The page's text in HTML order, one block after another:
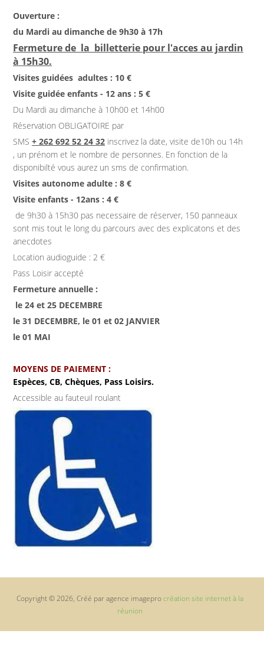
Ouverture :
du Mardi au dimanche de 9h30 à 17h
Fermeture de la billetterie pour l'acces au jardin
à 15h30.
Visites guidées adultes : 10 €
Visite guidée enfants - 12 ans : 5 €
Du Mardi au dimanche à 10h00 et 14h00
Réservation OBLIGATOIRE par
SMS + 262 692 52 24 32 inscrivez la date, visite de10h ou 14h
, un prénom et le nombre de personnes. En fonction de la
disponibilté vous aurez un sms de confirmation.
Visites autonome adulte : 8 €
Visite enfants - 12ans : 4 €
de 9h30 à 15h30 pas necessaire de réserver, 150 panneaux
sont mis tout le long du parcours avec des explicatons et des
anecdotes
Location audioguide : 2 €
Pass Loisir accepté
Fermeture annuelle :
le 24 et 25 DECEMBRE
le 31 DECEMBRE, le 01 et 02 JANVIER
le 01 MAI
MOYENS DE PAIEMENT :
Espèces, CB, Chèques, Pass Loisirs.
Accessible au fauteuil roulant
Copyright © 2026, Créé par agence imageprocréation site internet à la
réunion